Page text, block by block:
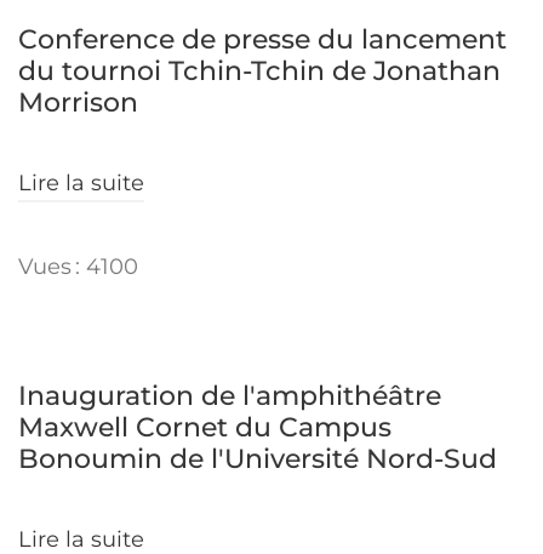
Conference de presse du lancement
du tournoi Tchin-Tchin de Jonathan
Morrison
Lire la suite
Vues : 4100
Inauguration de l'amphithéâtre
Maxwell Cornet du Campus
Bonoumin de l'Université Nord-Sud
Lire la suite